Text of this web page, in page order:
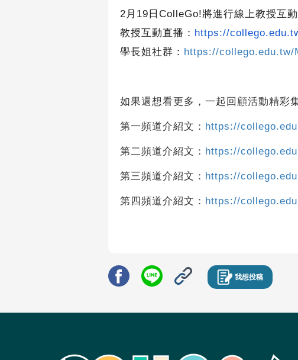
2 月 19 日 ColleGo!將進行線上教授互
教授互動直播： https://
學長姐社群： https://collego.edu.tw/
如果還想看更多，一起回顧活動精彩
第一頻道介紹文： https://
第二頻道介紹文： https://
第三頻道介紹文： https://
第四頻道介紹文： https://
我想投稿